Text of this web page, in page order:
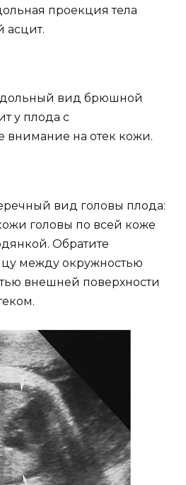
проекция тела
асцит.
вид брюшной
у плода с
внимание на отек кожи.
вид головы плода:
головы по всей коже
Обратите
между окружностью
внешней поверхности